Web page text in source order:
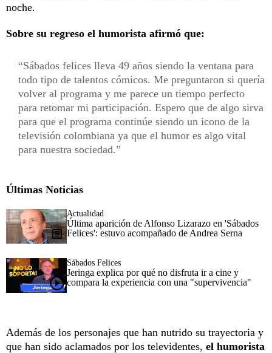
noche.
Sobre su regreso el humorista afirmó que:
Sábados felices lleva 49 años siendo la ventana para
todo tipo de talentos cómicos. Me preguntaron si quería
volver al programa y me parece un tiempo perfecto
para retomar mi participación. Espero que de algo sirva
para que el programa continúe siendo un icono de la
televisión colombiana ya que el humor es algo vital
para nuestra sociedad.
Últimas Noticias
Actualidad
Última aparición de Alfonso Lizarazo en 'Sábados
Felices': estuvo acompañado de Andrea Serna
Sábados Felices
Jeringa explica por qué no disfruta ir a cine y
compara la experiencia con una "supervivencia"
Además de los personajes que han nutrido su trayectoria y
que han sido aclamados por los televidentes, el humorista